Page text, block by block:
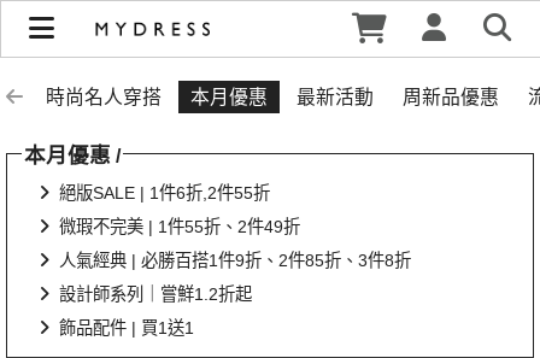
雙12_閃耀歲末派對狂歡季！任選兩件1212 | MYDRESS 時裳韓
時尚名人穿搭 本月優惠 最新活動 周新品優惠
本月優惠 /
絕版SALE | 1件6折,2件55折
微瑕不完美 | 1件55折、2件49折
人氣經典 | 必勝百搭1件9折、2件85折、3件8折
設計師系列｜嘗鮮1.2折起
飾品配件 | 買1送1